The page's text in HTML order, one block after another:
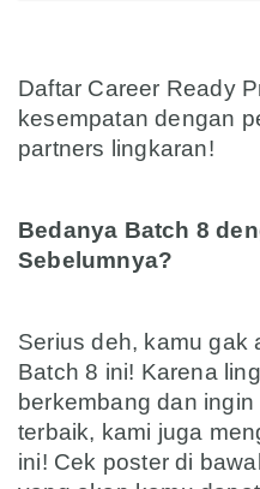
Daftar Career Ready
kesempatan dengan
partners lingkaran!
Bedanya Batch 8
Sebelumnya?
Serius deh, kamu gak
Batch 8 ini! Karena
berkembang dan
terbaik, kami juga
ini! Cek poster di